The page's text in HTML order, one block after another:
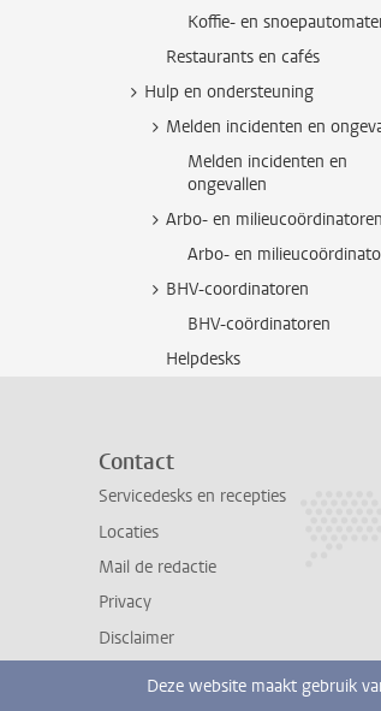
Koffie- en
Restaurants en cafés
Hulp en ondersteuning
Melden incidenten en
Melden incidenten en
ongevallen
Arbo- en milieucoördinatoren
Arbo- en
BHV-coordinatoren
BHV-coördinatoren
Helpdesks
Contact
Servicedesks en recepties
Locaties
Mail de redactie
Privacy
Disclaimer
Deze website maakt gebruik